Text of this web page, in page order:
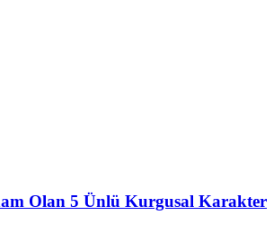
Olan 5 Ünlü Kurgusal Karakter